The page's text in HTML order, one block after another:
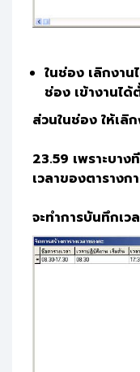
ในช่อง เลิกงาน
ช่อง เข้างานได้
ส่วนในช่อง ให้เลิก
23.59 เพราะบา
เวลาของตารางก
จะทำการบันทึกเว